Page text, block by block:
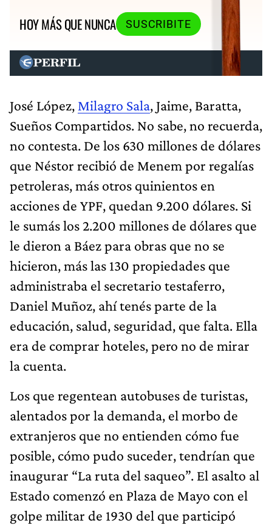
HOY MÁS QUE NUNCA
SUSCRIBITE
José López, Milagro Sala, Jaime, Baratta,
Sueños Compartidos. No sabe, no recuerda,
no contesta. De los 630 millones de dólares
que Néstor recibió de Menem por regalías
petroleras, más otros quinientos en
acciones de YPF, quedan 9.200 dólares. Si
le sumás los 2.200 millones de dólares que
le dieron a Báez para obras que no se
hicieron, más las 130 propiedades que
administraba el secretario testaferro,
Daniel Muñoz, ahí tenés parte de la
educación, salud, seguridad, que falta. Ella
era de comprar hoteles, pero no de mirar
la cuenta.
Los que regentean autobuses de turistas,
alentados por la demanda, el morbo de
extranjeros que no entienden cómo fue
posible, cómo pudo suceder, tendrían que
inaugurar “La ruta del saqueo”. El asalto al
Estado comenzó en Plaza de Mayo con el
golpe militar de 1930 del que participó